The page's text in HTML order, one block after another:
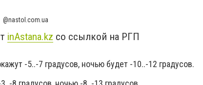
@nastol.com.ua
inAstana.kz со ссылкой на РГП
-5..-7 градусов, ночью будет -10..-12 градусов.